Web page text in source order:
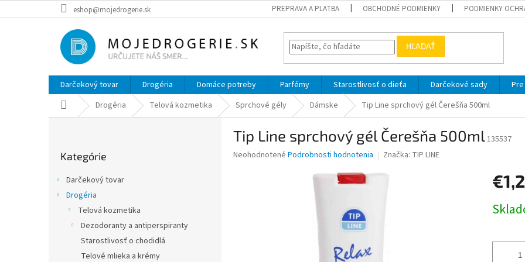
na
eshop@mojedrogerie.sk PREPRAVA A PLATBA OBCHODNÉ PODMIENKY PODMIENKY
HĽADAŤ
Darčekový tovar Drogéria Domáce potreby Parfémy Starostlivosť o dieťa Darčekové sady
DomovDrogéria Telová kozmetika Sprchové gély Dámske Tip Line sprchový gél Čerešňa 500ml
kategórie
Kategórie
Darčekový tovar
Drogéria
Telová kozmetika
Dezodoranty a antiperspiranty
Starostlivosť o chodidlá
Telové mlieka a krémy
Tip Line sprchový gél Čerešňa 500ml135537
Priemerné
Neohodnotené Podrobnosti hodnotenia Značka: TIP LINE
cena: